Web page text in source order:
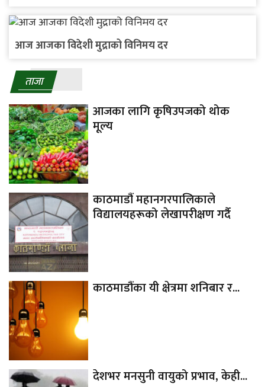
आज आजका विदेशी मुद्राको विनिमय दर
ताजा
आजका लागि कृषिउपजको थोक
मूल्य
काठमाडौं महानगरपालिकाले
विद्यालयहरूको लेखापरीक्षण गर्दै
काठमाडौंका यी क्षेत्रमा शनिबार र...
देशभर मनसुनी वायुको प्रभाव, केही...